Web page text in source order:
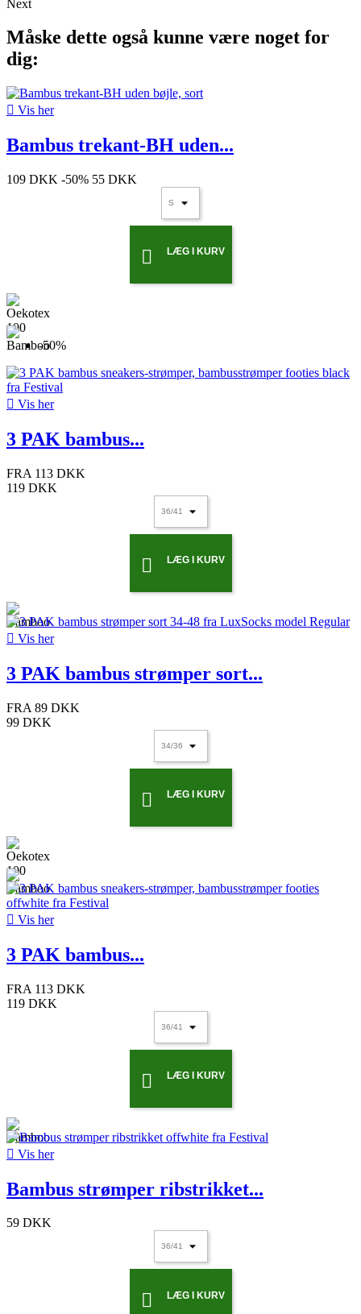
Next
Måske dette også kunne være noget for
dig:
 Vis her
Bambus trekant-BH uden...
109 DKK -50% 55 DKK
 LÆG I KURV
-50%
 Vis her
3 PAK bambus...
FRA 113 DKK
119 DKK
 LÆG I KURV
 Vis her
3 PAK bambus strømper sort...
FRA 89 DKK
99 DKK
 LÆG I KURV
 Vis her
3 PAK bambus...
FRA 113 DKK
119 DKK
 LÆG I KURV
 Vis her
Bambus strømper ribstrikket...
59 DKK
 LÆG I KURV